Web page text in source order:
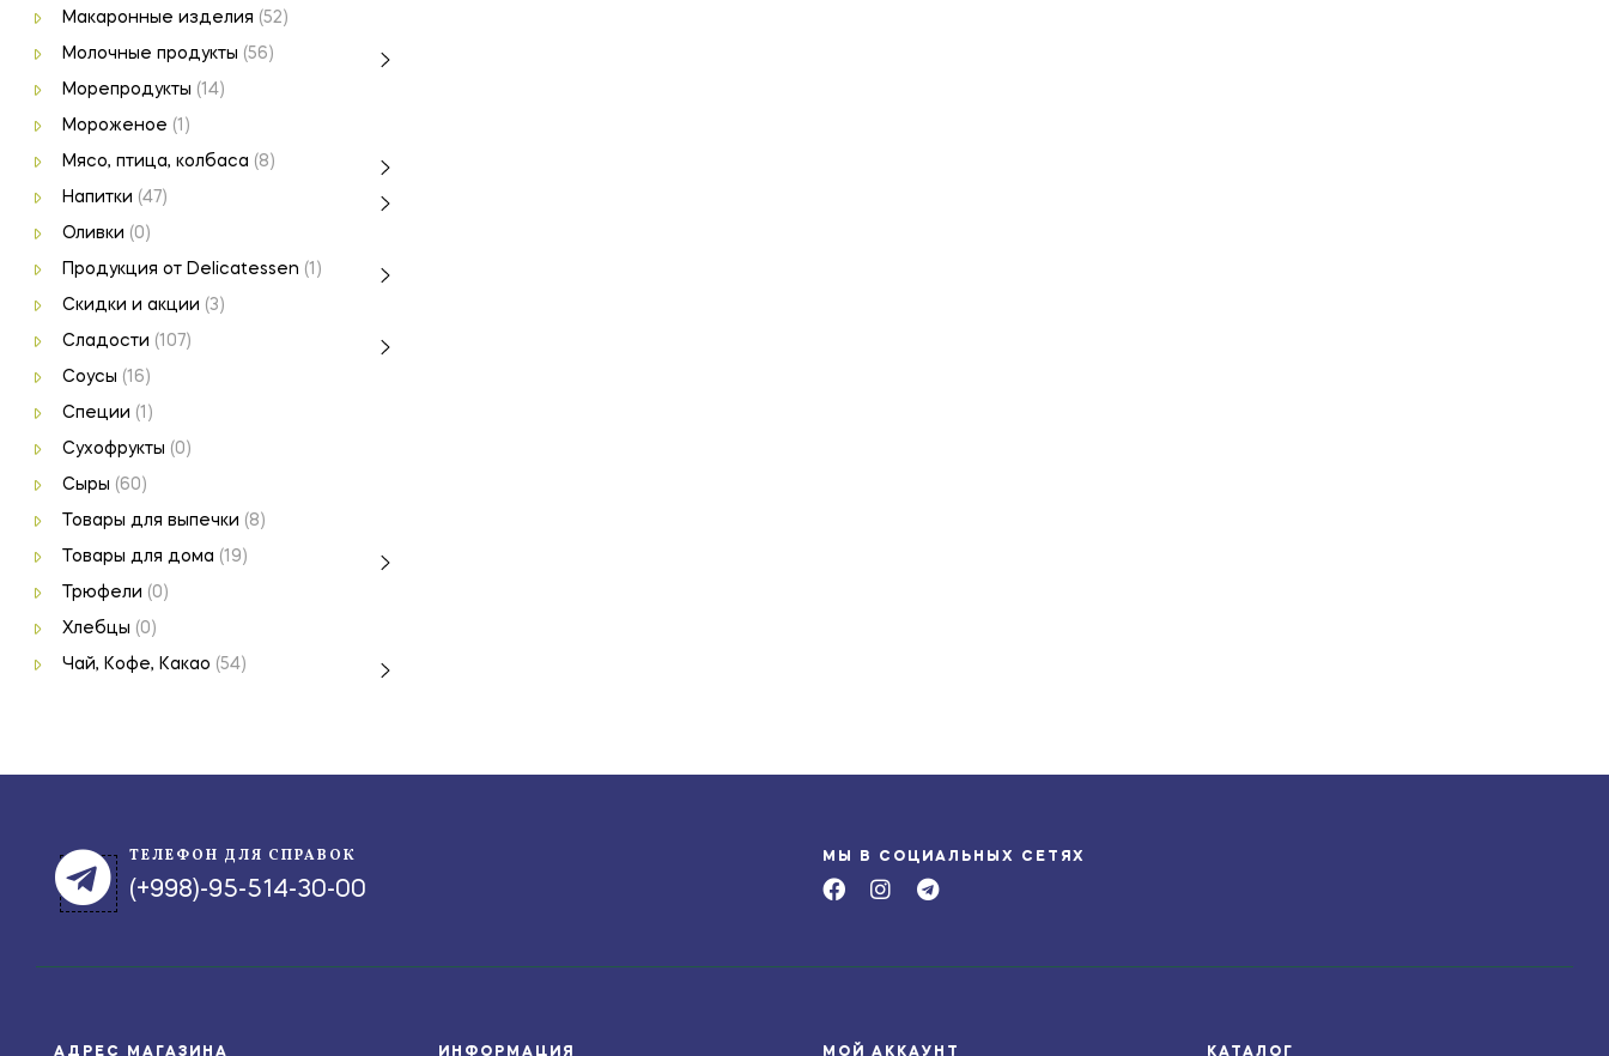
Макаронные изделия (52)
Молочные продукты (56)
Морепродукты (14)
Мороженое (1)
Мясо, птица, колбаса (8)
Напитки (47)
Оливки (0)
Продукция от Delicatessen (1)
Скидки и акции (3)
Сладости (107)
Соусы (16)
Специи (1)
Сухофрукты (0)
Сыры (60)
Товары для выпечки (8)
Товары для дома (19)
Трюфели (0)
Хлебцы (0)
Чай, Кофе, Какао (54)
ТЕЛЕФОН ДЛЯ СПРАВОК
(+998)-95-514-30-00
МЫ В СОЦИАЛЬНЫХ СЕТЯХ
АДРЕС МАГАЗИНА ИНФОРМАЦИЯ МОЙ АККАУНТ КАТАЛОГ